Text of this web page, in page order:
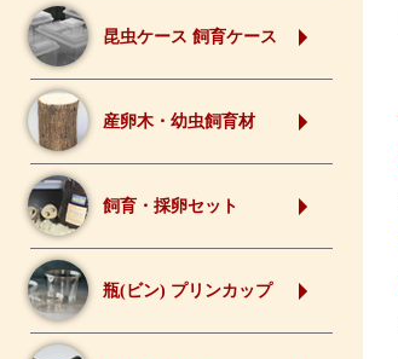
昆虫ケース 飼育ケース
産卵木・幼虫飼育材
飼育・採卵セット
瓶(ビン) プリンカップ